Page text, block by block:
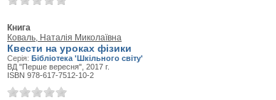
Книга
Коваль, Наталія Миколаївна
Квести на уроках фізики
Серія: Бібліотека 'Шкільного світу'
ВД "Перше вересня", 2017 г.
ISBN 978-617-7512-10-2